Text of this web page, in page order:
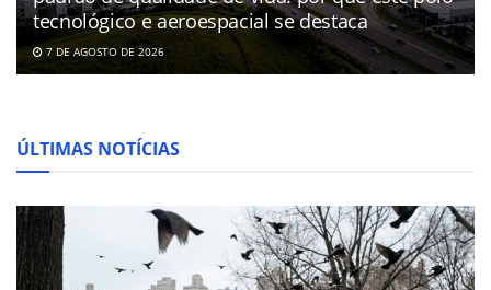
tecnológico e aeroespacial se destaca
7 DE AGOSTO DE 2026
ÚLTIMAS NOTÍCIAS